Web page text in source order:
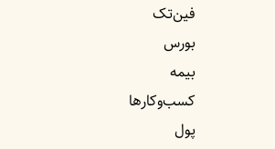
فین‌تک
بورس
بیمه
کسب‌وکار‌ها
پول